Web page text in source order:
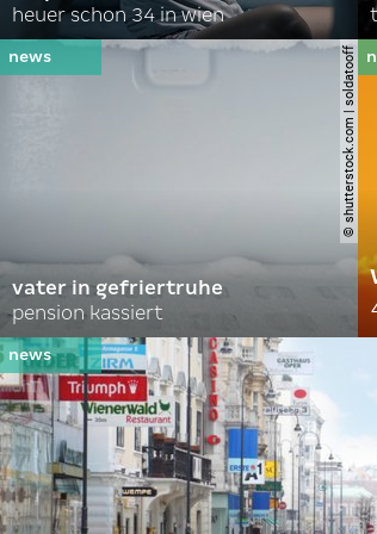
heuer schon 34 in wien
© shutterstock.com | soldatooff
vater in gefriertruhe
pension kassiert